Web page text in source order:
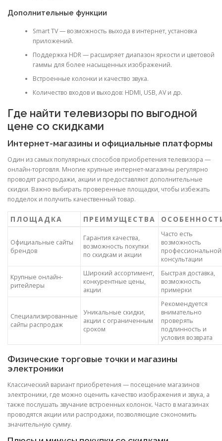
Дополнительные функции
Smart TV — возможность выхода в интернет, установка
приложений.
Поддержка HDR — расширяет диапазон яркости и цветовой
гаммы для более насыщенных изображений.
Встроенные колонки и качество звука.
Количество входов и выходов: HDMI, USB, AV и др.
Где найти телевизоры по выгодной
цене со скидками
Интернет-магазины и официальные платформы
Один из самых популярных способов приобретения телевизора —
онлайн-торговля. Многие крупные интернет-магазины регулярно
проводят распродажи, акции и предоставляют дополнительные
скидки. Важно выбирать проверенные площадки, чтобы избежать
подделок и получить качественный товар.
ПЛОЩАДКА ПРЕИМУЩЕСТВА
Официальные сайты
брендов
Гарантия качества,
возможность покупки
по скидкам и акции
Часто есть
возможность
профессиональной
консультации
Крупные онлайн-
ритейлеры
Широкий ассортимент,
конкурентные цены,
акции
Быстрая доставка,
возможность
примерки
Специализированные
сайты распродаж
Уникальные скидки,
акции с ограниченным
сроком
Рекомендуется
внимательно
проверять
подлинность и
условия возврата
Физические торговые точки и магазины
электроники
Классический вариант приобретения — посещение магазинов
электроники, где можно оценить качество изображения и звука, а
также послушать звучание встроенных колонок. Часто в магазинах
проводятся акции или распродажи, позволяющие сэкономить
значительную сумму.